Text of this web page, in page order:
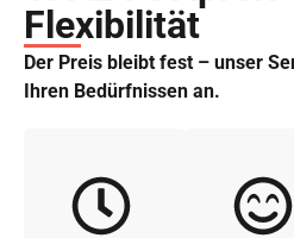
Flexibilität
Der Preis bleibt fest – unser
Ihren Bedürfnissen an.